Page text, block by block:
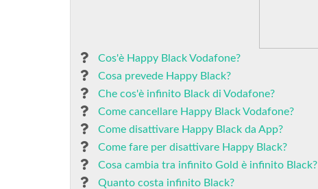
Cos'è Happy Black Vodafone?
Cosa prevede Happy Black?
Che cos'è infinito Black di Vodafone?
Come cancellare Happy Black Vodafone?
Come disattivare Happy Black da App?
Come fare per disattivare Happy Black?
Cosa cambia tra infinito Gold è infinito Black?
Quanto costa infinito Black?